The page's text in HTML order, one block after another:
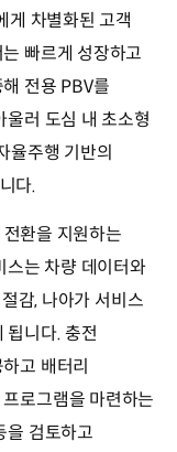
게 차별화된 고객
빠르게 성장하고
전용 PBV를
러 도심 내 초소형
율주행 기반의
다.
환을 지원하는
스는 차량 데이터와
감, 나아가 서비스
됩니다. 충전
고 배터리
로그램을 마련하는
을 검토하고